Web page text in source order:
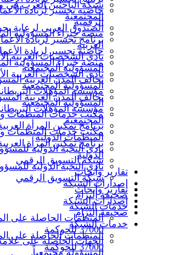
حاضنة تجسير لريادة
الرقمية
منصة خبراء المسؤولية
العربية
نادي الشخصيات العربية
المسؤولية المجتمعية
تحالف المدن العربية
مؤسسة المؤهلات
المسؤولية المجتمعية
مكتب خدمات المنظمات
برنامج تمكين المرأة
المنظمات الدولية
نادي النخبة الدولية
شبكة التسويق الرقمي
تقارير وأبحاث
إصدارات الشبكة
صحيفة إلتزام
خدمات الشبكة
37000 للحوكمة
الجهات الحاصلة على
المسؤولة مجتمعياً
شبكة الباحثين العرب في
المجتمعية
الصندوق العربي لرعاية
برنامج تجسير لريادة
حاضنة تجسير لريادة
منصة خبراء المسؤولية
نادي الشخصيات العربية
المسؤولية المجتمعية
تحالف المدن العربية
مؤسسة المؤهلات
المجتمعية
مكتب خدمات المنظمات
برنامج تمكين المرأة
الدولية
نادي النخبة الدولية
شبكة التسويق الرقمي
تقارير وأبحاث
إصدارات الشبكة
صحيفة إلتزام
خدمات الشبكة
37000 للحوكمة